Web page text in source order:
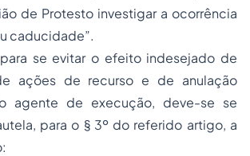
de Protesto investigar a ocorrência
caducidade”.
se evitar o efeito indesejado de
ações de recurso e de anulação
agente de execução, deve-se se
para o § 3º do referido artigo, a